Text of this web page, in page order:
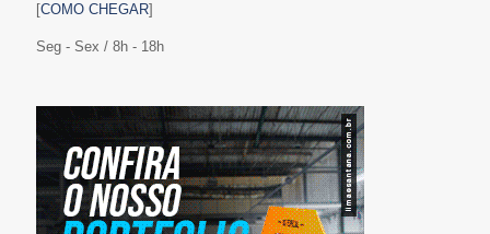
[COMO CHEGAR]
Seg - Sex / 8h - 18h